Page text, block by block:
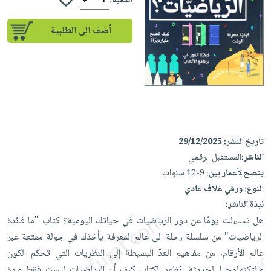
إختياراتنا
كتب
أكاديمية
صندوق
القراءة
iKitab
بلا
حدود
أسئلة
يتكرر
iKitab
على
Android
تحميل
iKitab
على
Apple
أسئلة
يتكرر
طرحها
تحميل
masmu3
masmu3
على
Apple
المواضيع
الأكثر
مبيعاً
إختياراتنا
وسائل
القراءة
جوائز
تعليمية
الصحة
والعناية
الشخصية
أجهزة
العناية
الشخصية
العناية
وتصفيف
الشعر
العناية
بالجسم
المطبخ
والسفرة
جديد
الكل
أواني
الطهي
أدوات
متجر
الهدايا
أقسام
أضف الى الطلبية
تاريخ النشر:29/12/2025
الناشر:المستقبل الرقمي
ينصح لأعمار بين:9-12 سنوات
النوع:ورقي غلاف عادي
نبذة الناشر:
هل تساءلت يومًا عن دور الرياضيات في حياتك اليومية؟ كتاب "ما فائدة
الرياضيات" من سلسلة رحلة الى عالم المعرفة يأخذك في جولة ممتعة عبر
عالم الأرقام، من مفاهيم العدّ البسيطة إلى النظريات التي تحكم الكون